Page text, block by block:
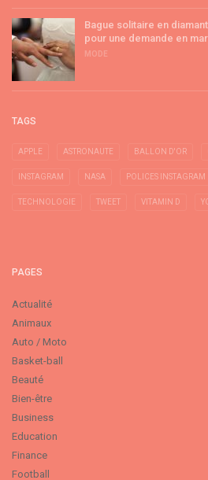
Bague solitaire en
pour une demande en
MODE
TAGS
APPLE ASTRONAUTE BALLON D'OR
INSTAGRAM NASA POLICES INSTAGRAM
TECHNOLOGIE TWEET VITAMIN D
PAGES
Actualité
Animaux
Auto / Moto
Basket-ball
Beauté
Bien-être
Business
Education
Finance
Football